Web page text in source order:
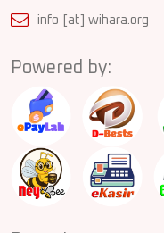
info [at] wihara.org
Powered by: